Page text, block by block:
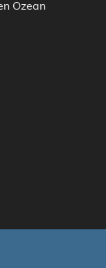
Ozean